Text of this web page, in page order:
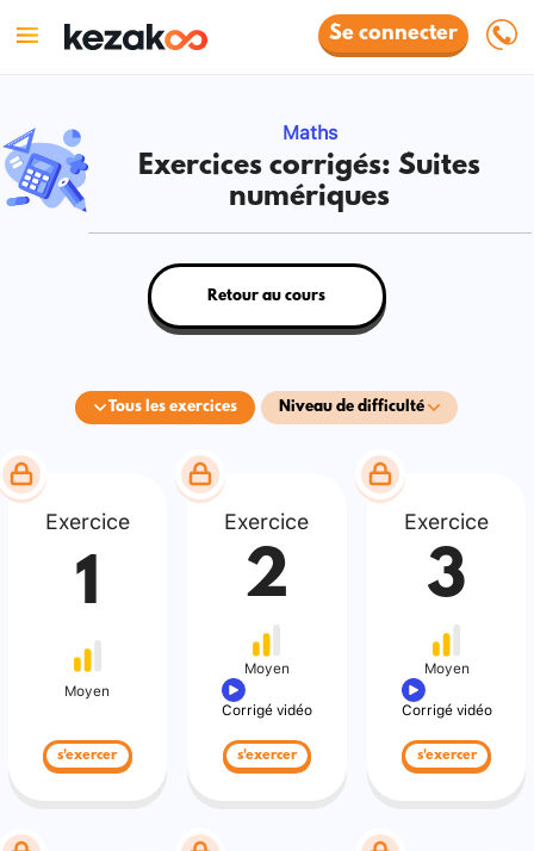
Se connecter
Maths
Exercices corrigés: Suites
numériques
Tous les exercices Niveau de difficulté
Retour au cours
Exercice
1
Moyen
s'exercer
Exercice
2
Moyen
Corrigé vidéo
s'exercer
Exercice
3
Moyen
Corrigé vidéo
s'exercer